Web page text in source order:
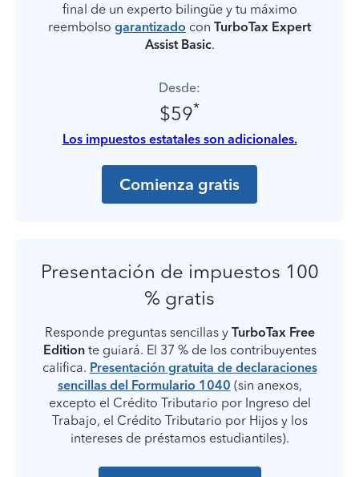
final de un experto bilingüe y tu máximo
reembolso garantizado con TurboTax Expert
Assist Basic.
Desde:
$59*
Los impuestos estatales son adicionales.
Comienza gratis
Presentación de impuestos 100
% gratis
Responde preguntas sencillas y TurboTax Free
Editionte guiará. El 37 % de los contribuyentes
califica. Presentación gratuita de declaraciones
sencillas del Formulario 1040 (sin anexos,
excepto el Crédito Tributario por Ingreso del
Trabajo, el Crédito Tributario por Hijos y los
intereses de préstamos estudiantiles).